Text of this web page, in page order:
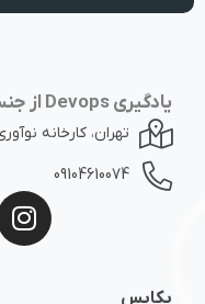
یادگیری Devops از جنس تجربه عملی
تهران، کارخانه
09104610074
پکاپس